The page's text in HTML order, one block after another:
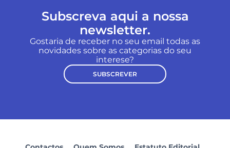
Subscreva aqui a nossa
newsletter.
Gostaria de receber no seu email todas as
novidades sobre as categorias do seu
interese?
SUBSCREVER